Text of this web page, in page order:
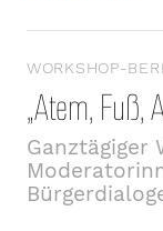
WORKSHOP-
„Atem, Fuß,
Ganztägiger